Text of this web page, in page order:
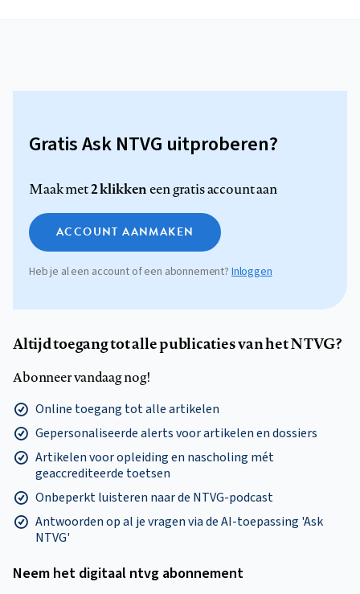
Gratis Ask NTVG uitproberen?
Maak met2 klikkeneen gratis account aan
ACCOUNT AANMAKEN
Heb je al een account of een abonnement?Inloggen
Altijd toegang tot alle publicaties van het NTVG?
Abonneer vandaag nog!
Online toegang tot alle artikelen
Gepersonaliseerde alerts voor artikelen en dossiers
Artikelen voor opleiding en nascholing mét
geaccrediteerde toetsen
Onbeperkt luisteren naar de NTVG-podcast
Antwoorden op al je vragen via de AI-toepassing 'Ask
NTVG'
Neem het digitaal ntvg abonnement